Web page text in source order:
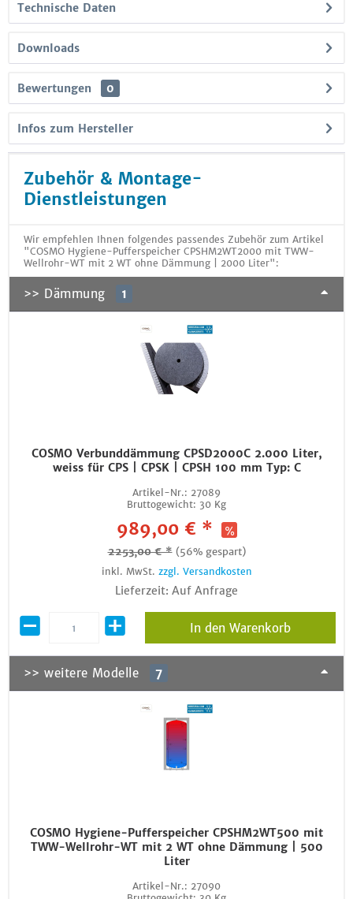
Technische Daten
Downloads
Bewertungen 0
Infos zum Hersteller
Zubehör & Montage-
Dienstleistungen
Wir empfehlen Ihnen folgendes passendes Zubehör zum Artikel
"COSMO Hygiene-Pufferspeicher CPSHM2WT2000 mit TWW-
Wellrohr-WT mit 2 WT ohne Dämmung | 2000 Liter":
>> Dämmung 1
COSMO Verbunddämmung CPSD2000C 2.000 Liter,
weiss für CPS | CPSK | CPSH 100 mm Typ: C
Artikel-Nr.: 27089
Bruttogewicht: 30 Kg
989,00 € *
2253,00 € * (56% gespart)
inkl. MwSt. zzgl. Versandkosten
Lieferzeit: Auf Anfrage
In den Warenkorb
>> weitere Modelle 7
COSMO Hygiene-Pufferspeicher CPSHM2WT500 mit
TWW-Wellrohr-WT mit 2 WT ohne Dämmung | 500
Liter
Artikel-Nr.: 27090